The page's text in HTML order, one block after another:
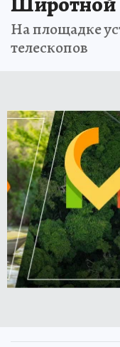
На площадке
телескопов